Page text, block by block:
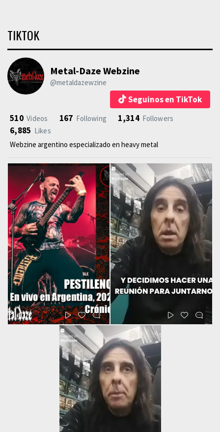
TIKTOK
Metal-Daze Webzine
@metaldazewzine
Seguinos en TikTok
510 Videos 167 Following 1,314 Followers
6,885 Likes
Webzine argentino especializado en heavy metal